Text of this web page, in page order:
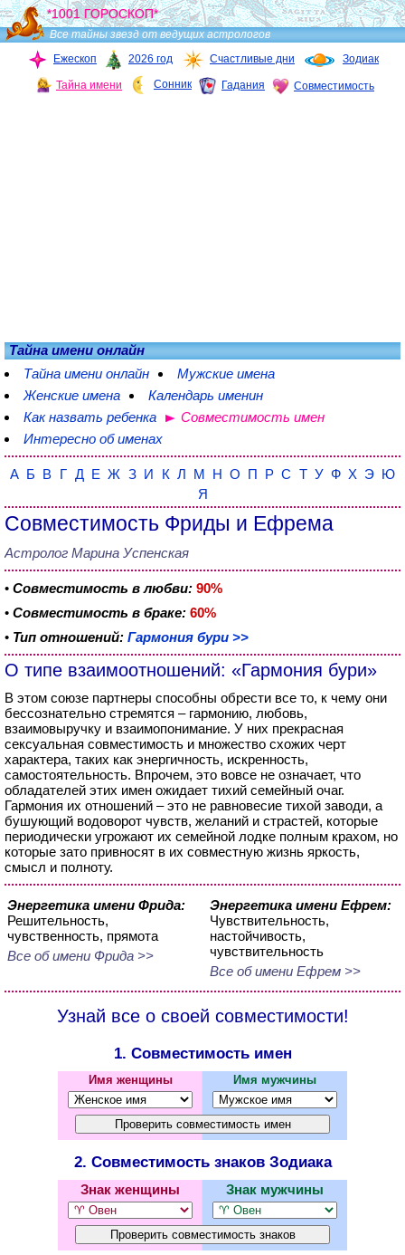
*1001 ГОРОСКОП*
Все тайны звезд от ведущих астрологов
Ежескоп
2026 год Счастливые дни Зодиак
Тайна имени Сонник Гадания Совместимость
Тайна имени онлайн
Тайна имени онлайн
Мужские имена
Женские имена
Календарь именин
Как назвать ребенка
Совместимость имен
Интересно об именах
А Б В Г Д Е Ж З И К Л М Н О П Р С Т У Ф Х Э Ю
Я
Совместимость Фриды и Ефрема
Астролог Марина Успенская
• Совместимость в любви: 90%
• Совместимость в браке: 60%
• Тип отношений: Гармония бури >>
О типе взаимоотношений: «Гармония бури»
В этом союзе партнеры способны обрести все то, к чему они
бессознательно стремятся – гармонию, любовь,
взаимовыручку и взаимопонимание. У них прекрасная
сексуальная совместимость и множество схожих черт
характера, таких как энергичность, искренность,
самостоятельность. Впрочем, это вовсе не означает, что
обладателей этих имен ожидает тихий семейный очаг.
Гармония их отношений – это не равновесие тихой заводи, а
бушующий водоворот чувств, желаний и страстей, которые
периодически угрожают их семейной лодке полным крахом, но
которые зато привносят в их совместную жизнь яркость,
смысл и полноту.
Энергетика имени Фрида:
Решительность,
чувственность, прямота
Все об имени Фрида >>
Энергетика имени Ефрем:
Чувствительность,
настойчивость,
чувствительность
Все об имени Ефрем >>
Узнай все о своей совместимости!
1. Совместимость имен
Имя женщины Имя мужчины
2. Совместимость знаков Зодиака
Знак женщины Знак мужчины